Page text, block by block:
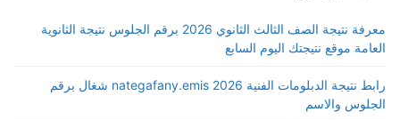
معرفة نتيجة الصف الثالث الثانوي 2026 برقم الجلوس نتيجة الثانوية
العامة موقع نتيجتك اليوم السابع
رابط نتيجة الدبلومات الفنية 2026 nategafany.emis شغال برقم
الجلوس والاسم